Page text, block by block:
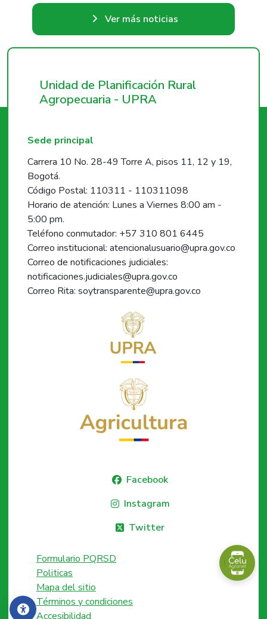
Accesibilidad
Ver más noticias
Unidad de Planificación Rural
Agropecuaria - UPRA
Sede principal
Carrera 10 No. 28-49 Torre A, pisos 11, 12 y 19,
Bogotá.
Código Postal: 110311 - 110311098
Horario de atención: Lunes a Viernes 8:00 am -
5:00 pm.
Teléfono conmutador: +57 310 801 6445
Correo institucional: atencionalusuario@upra.gov.co
Correo de notificaciones judiciales:
notificaciones.judiciales@upra.gov.co
Correo Rita: soytransparente@upra.gov.co
Facebook
Instagram
Twitter
Formulario PQRSD
Politicas
Mapa del sitio
Términos y condiciones
Accesibilidad